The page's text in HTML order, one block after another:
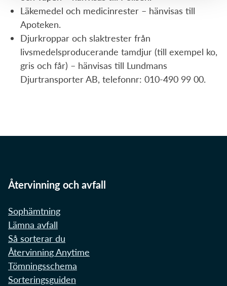
Läkemedel och medicinrester – hänvisas till
Apoteken.
Djurkroppar och slaktrester från
livsmedelsproducerande tamdjur (till exempel ko,
gris och får) – hänvisas till Lundmans
Djurtransporter AB, telefonnr: 010-490 99 00.
Återvinning och avfall
Sophämtning
Lämna avfall
Så sorterar du
Återvinning Anytime
Tömningsschema
Sorteringsguiden